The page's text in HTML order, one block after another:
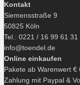
Kontakt
Siemensstraße 9
50825 Köln
Tel.: 0221 / 16 99 61 31
info@toendel.de
Online einkaufen
Pakete ab Warenwert €
Zahlung mit Paypal &